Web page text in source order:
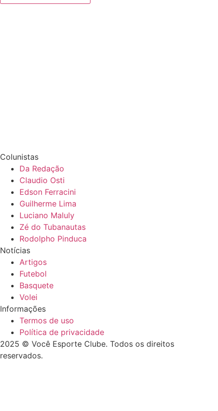
Colunistas
Da Redação
Claudio Osti
Edson Ferracini
Guilherme Lima
Luciano Maluly
Zé do Tubanautas
Rodolpho Pinduca
Notícias
Artigos
Futebol
Basquete
Volei
Informações
Termos de uso
Política de privacidade
2025 © Você Esporte Clube. Todos os direitos
reservados.